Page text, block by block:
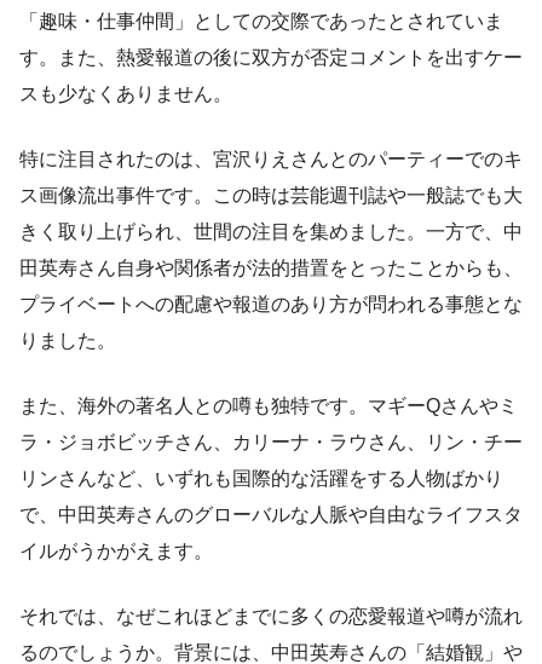
「趣味・仕事仲間」としての交際であったとされていま
す。また、熱愛報道の後に双方が否定コメントを出すケー
スも少なくありません。
特に注目されたのは、宮沢りえさんとのパーティーでのキ
ス画像流出事件です。この時は芸能週刊誌や一般誌でも大
きく取り上げられ、世間の注目を集めました。一方で、中
田英寿さん自身や関係者が法的措置をとったことからも、
プライベートへの配慮や報道のあり方が問われる事態とな
りました。
また、海外の著名人との噂も独特です。マギーQさんやミ
ラ・ジョボビッチさん、カリーナ・ラウさん、リン・チー
リンさんなど、いずれも国際的な活躍をする人物ばかり
で、中田英寿さんのグローバルな人脈や自由なライフスタ
イルがうかがえます。
それでは、なぜこれほどまでに多くの恋愛報道や噂が流れ
るのでしょうか。背景には、中田英寿さんの「結婚観」や